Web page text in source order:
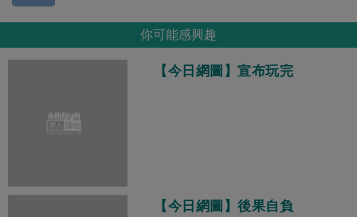
你可能感興趣
【今日網圖】宣布玩完
【今日網圖】後果自負